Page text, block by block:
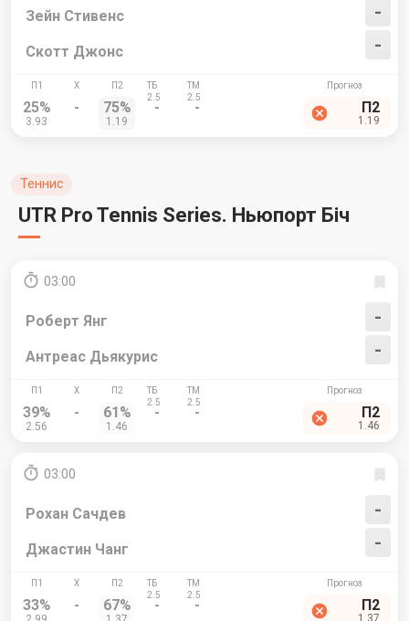
Зейн Стивенс
-
-
Скотт Джонс
25%
3.93
- 75%
1.19
- - П2
1.19
Теннис
UTR Pro Tennis Series. Ньюпорт Біч
03:00
Роберт Янг
-
-
Антреас Дьякурис
39%
2.56
- 61%
1.46
- - П2
1.46
03:00
Рохан Сачдев
-
-
Джастин Чанг
33% - 67% - - П2
1.37